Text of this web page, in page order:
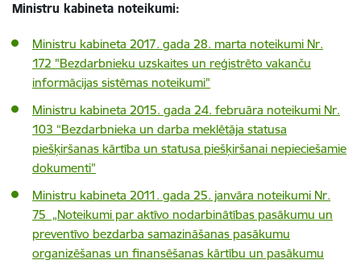
Ministru kabineta noteikumi:
Ministru kabineta 2017. gada 28. marta noteikumi Nr.
172 "Bezdarbnieku uzskaites un reģistrēto vakanču
informācijas sistēmas noteikumi"
Ministru kabineta 2015. gada 24. februāra noteikumi Nr.
103 “Bezdarbnieka un darba meklētāja statusa
piešķiršanas kārtība un statusa piešķiršanai nepieciešamie
dokumenti”
Ministru kabineta 2011. gada 25. janvāra noteikumi Nr.
75 „Noteikumi par aktīvo nodarbinātības pasākumu un
preventīvo bezdarba samazināšanas pasākumu
organizēšanas un finansēšanas kārtību un pasākumu